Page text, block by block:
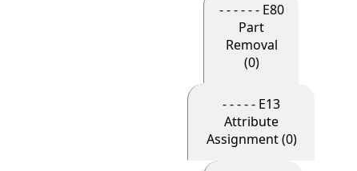
- - - - - - E80
Part
Removal
(0)
- - - - - E13
Attribute
Assignment (0)